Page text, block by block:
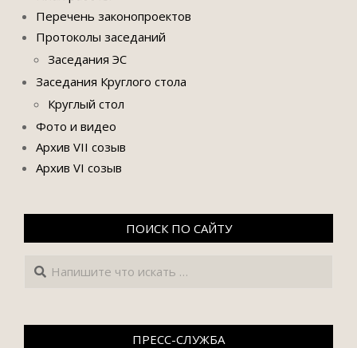
Перечень законопроектов
Протоколы заседаний
Заседания ЭС
Заседания Круглого стола
Круглый стол
Фото и видео
Архив VII созыв
Архив VI созыв
ПОИСК ПО САЙТУ
Поиск
ПРЕСС-СЛУЖБА